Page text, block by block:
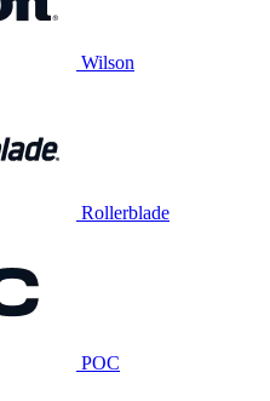
Wilson
Rollerblade
POC